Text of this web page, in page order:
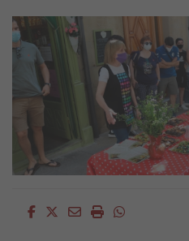
Facebook
Twitter
EmailImprimirWhatsapp